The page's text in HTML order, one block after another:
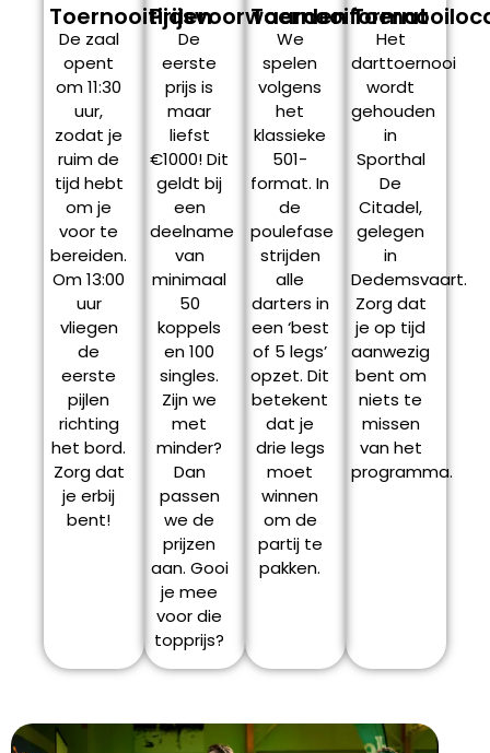
Toernooitijden
De zaal
opent
om 11:30
uur,
zodat je
ruim de
tijd hebt
om je
voor te
bereiden.
Om 13:00
uur
vliegen
de
eerste
pijlen
richting
het bord.
Zorg dat
je erbij
bent!
Prijsvoorwaarden
De
eerste
prijs is
maar
liefst
€1000! Dit
geldt bij
een
deelname
van
minimaal
50
koppels
en 100
singles.
Zijn we
met
minder?
Dan
passen
we de
prijzen
aan. Gooi
je mee
voor die
topprijs?
Toernooiformat
We
spelen
volgens
het
klassieke
501-
format. In
de
poulefase
strijden
alle
darters in
een ‘best
of 5 legs’
opzet. Dit
betekent
dat je
drie legs
moet
winnen
om de
partij te
pakken.
Het
darttoernooi
wordt
gehouden
in
Sporthal
De
Citadel,
gelegen
in
Dedemsvaart.
Zorg dat
je op tijd
aanwezig
bent om
niets te
missen
van het
programma.